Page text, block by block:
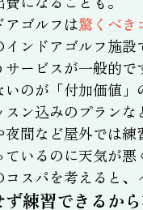
アゴルフは驚くべき
インドアゴルフ施
サービスが一般的
いのが「付加価値
スン込みのプラン
夜間など屋外では
ているのに天気が
コスパを考えると
ず練習できるか